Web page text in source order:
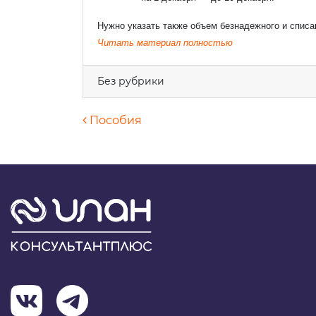
Нужно указать также объем безнадежного и
Читать материал полностью
Без рубрики
Навигация по записям
Пособия
Ваш